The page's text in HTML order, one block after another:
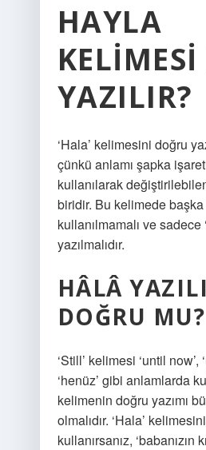
HAYLA
YAZILIR?
‘Hala’ kelimesini doğru
çünkü anlamı şapka
kullanılarak
biridir. Bu kelimede
kullanılmamalı ve sadece
yazılmalıdır.
HÂLÂ
DOĞRU MU?
‘Still’ kelimesi ‘until now’,
‘henüz’ gibi anlamlarda
kelimenin doğru yazımı
olmalıdır. ‘Hala’
kullanırsanız, ‘babanızın